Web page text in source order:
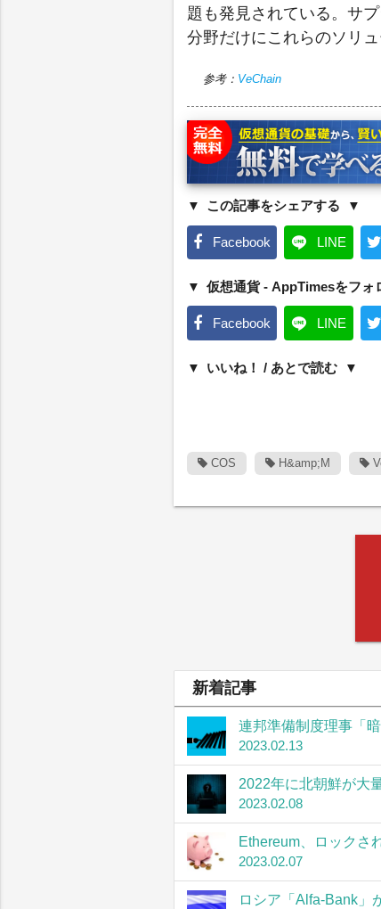
題も発見されている。サ
分野だけにこれらのソリ
参考： VeChain
この記事をシェアする
Facebook LINE
仮想通貨 - AppTimesをフォ
Facebook LINE
いいね！ / あとで読む
COS H&amp;M
新着記事
連邦準備制度理事「
2023.02.13
2022年に北朝鮮が大
2023.02.08
Ethereum、ロックさ
2023.02.07
ロシア「Alfa-Bank」